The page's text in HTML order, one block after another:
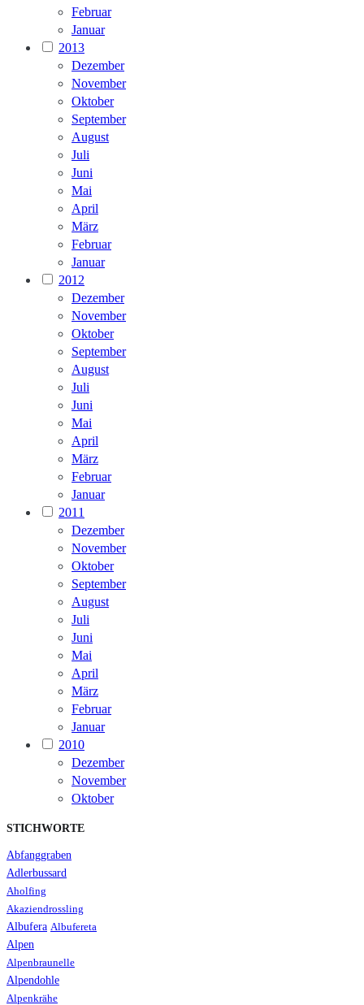
Februar
Januar
2013
Dezember
November
Oktober
September
August
Juli
Juni
Mai
April
März
Februar
Januar
2012
Dezember
November
Oktober
September
August
Juli
Juni
Mai
April
März
Februar
Januar
2011
Dezember
November
Oktober
September
August
Juli
Juni
Mai
April
März
Februar
Januar
2010
Dezember
November
Oktober
STICHWORTE
Abfanggraben
Adlerbussard
Aholfing
Akaziendrossling
Albufera Albufereta
Alpen
Alpenbraunelle
Alpendohle
Alpenkrähe